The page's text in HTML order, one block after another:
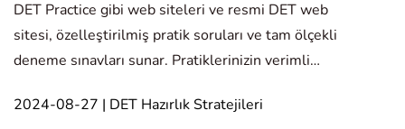
DET Practice gibi web siteleri ve resmi DET web
sitesi, özelleştirilmiş pratik soruları ve tam ölçekli
deneme sınavları sunar. Pratiklerinizin verimli
çalışma materyalleri seçmek hayati önem taşır. In
2024-08-27 | DET Hazırlık Stratejileri